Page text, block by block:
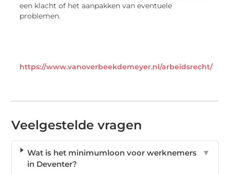
een klacht of het aanpakken van eventuele
problemen.
https://www.vanoverbeekdemeyer.nl/arbeidsrecht/
Veelgestelde vragen
Wat is het minimumloon voor werknemers
in Deventer?
▼